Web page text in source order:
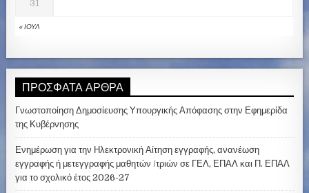
« ΙΟΎΛ
31
ΠΡΌΣΦΑΤΑ ΆΡΘΡΑ
Γνωστοποίηση Δημοσίευσης Υπουργικής Απόφασης στην Εφημερίδα
της Κυβέρνησης
Ενημέρωση για την Ηλεκτρονική Αίτηση εγγραφής, ανανέωση
εγγραφής ή μετεγγραφής μαθητών /τριών σε ΓΕΛ, ΕΠΑΛ και Π. ΕΠΑΛ
για το σχολικό έτος 2026-27